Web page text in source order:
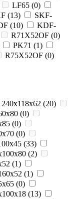
LF65 (0)
(13)
SKF-
(10)
KDF-
R71X52OF (0)
PK71 (1)
R75X52OF (0)
240x118x62 (20)
(0)
(0)
(0)
(33)
(2)
(1)
(1)
(0)
(13)